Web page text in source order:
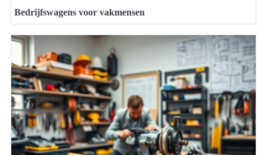
Bedrijfswagens voor vakmensen